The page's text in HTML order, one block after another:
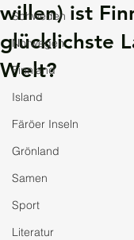
Schweden
Norwegen
Finnland
Island
Färöer Inseln
Grönland
Samen
Sport
Literatur
willen) ist
glücklichste
Welt?